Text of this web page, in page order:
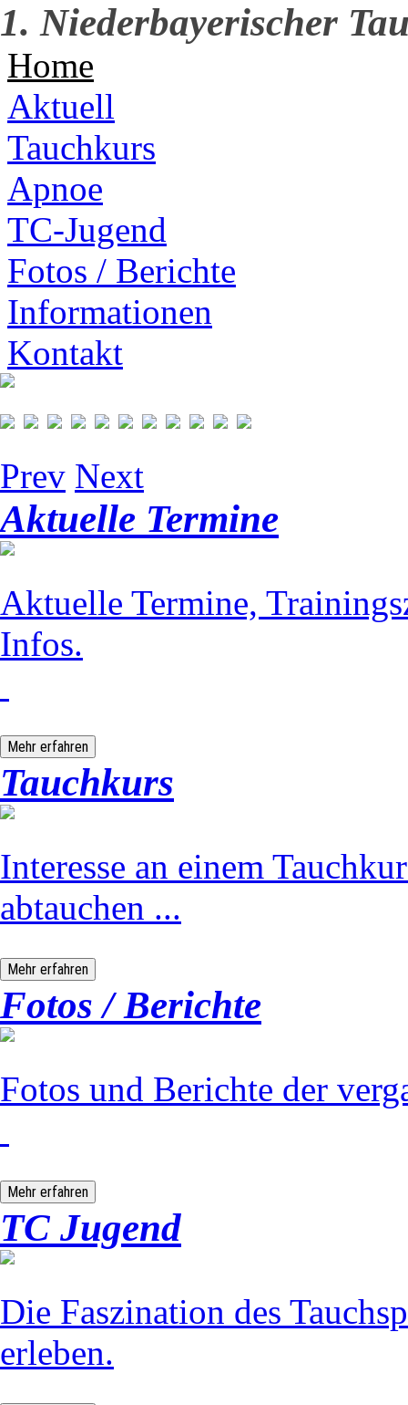
1. Niederbayerischer
Home
Aktuell
Tauchkurs
Apnoe
TC-Jugend
Fotos / Berichte
Informationen
Kontakt
Prev Next
Aktuelle Termine
Aktuelle Termine,
Infos.
Mehr erfahren
Tauchkurs
Interesse an einem
abtauchen ...
Mehr erfahren
Fotos / Berichte
Fotos und Berichte der
Mehr erfahren
TC Jugend
Die Faszination des
erleben.